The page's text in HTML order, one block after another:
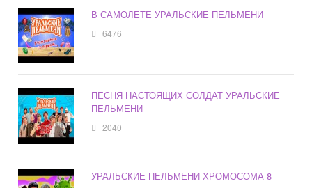
В САМОЛЕТЕ УРАЛЬСКИЕ ПЕЛЬМЕНИ
6476
ПЕСНЯ НАСТОЯЩИХ СОЛДАТ УРАЛЬСКИЕ
ПЕЛЬМЕНИ
2040
УРАЛЬСКИЕ ПЕЛЬМЕНИ ХРОМОСОМА 8